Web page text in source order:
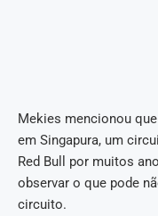
Mekies mencionou
em Singapura, um
Red Bull por muitos
observar o que pode
circuito.